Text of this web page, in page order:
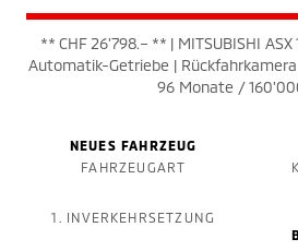
** CHF 26'798.– ** | MITSUBISHI ASX
Automatik-Getriebe |
96 Monate /
NEUES FAHRZEUG
FAHRZEUGART
1. INVERKEHRSETZUNG